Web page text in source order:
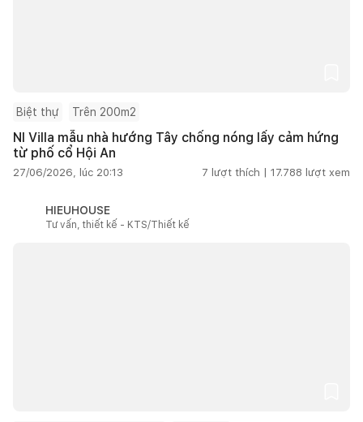
Biệt thự Trên 200m2
NI Villa mẫu nhà hướng Tây chống nóng lấy cảm hứng
từ phố cổ Hội An
27/06/2026, lúc 20:13 7 lượt thích | 17.788 lượt xem
HIEUHOUSE
Tư vấn, thiết kế - KTS/Thiết kế